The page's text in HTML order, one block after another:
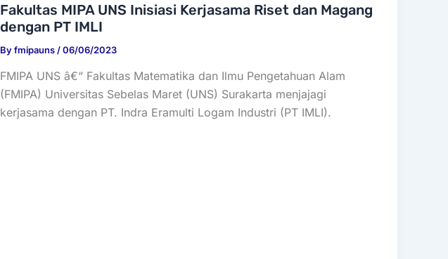
Fakultas MIPA UNS Inisiasi Kerjasama Riset dan Magang
dengan PT IMLI
Byfmipauns /06/06/2023
FMIPA UNS â€“ Fakultas Matematika dan Ilmu Pengetahuan Alam
(FMIPA) Universitas Sebelas Maret (UNS) Surakarta menjajagi
kerjasama dengan PT. Indra Eramulti Logam Industri (PT IMLI).